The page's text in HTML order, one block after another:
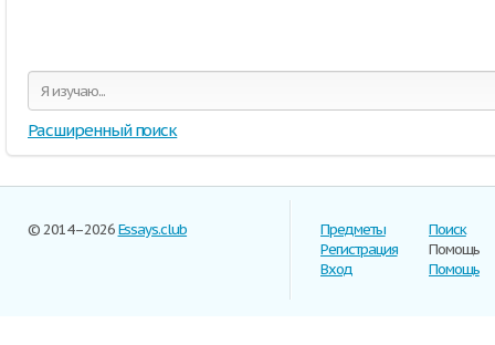
Расширенный поиск
© 2014–2026Essays.club
Предметы
Регистрация
Вход
Поиск
Помощь
Помощь